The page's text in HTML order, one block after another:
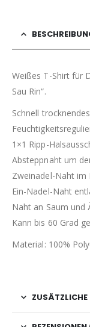
Weißes T-Shirt für
Sau Rin“.
Schnell
1×1 Ripp-
Absteppnaht um
Zweinadel-Naht im
Ein-Nadel-Naht
Naht an Saum und
Kann bis 60 Grad
Material: 100%